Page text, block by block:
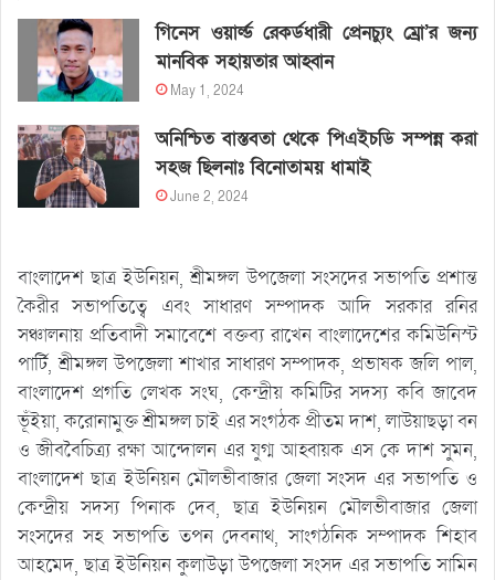
গিনেস ওয়ার্ল্ড রেকর্ডধারী প্রেনচ্যুং ম্রো’র জন্য
মানবিক সহায়তার আহ্বান
May 1, 2024
অনিশ্চিত বাস্তবতা থেকে পিএইচডি সম্পন্ন করা
সহজ ছিলনাঃ বিনোতাময় ধামাই
June 2, 2024
বাংলাদেশ ছাত্র ইউনিয়ন, শ্রীমঙ্গল উপজেলা সংসদের সভাপতি প্রশান্ত
কৈরীর সভাপতিত্বে এবং সাধারণ সম্পাদক আদি সরকার রনির
সঞ্চালনায় প্রতিবাদী সমাবেশে বক্তব্য রাখেন বাংলাদেশের কমিউনিস্ট
পার্টি, শ্রীমঙ্গল উপজেলা শাখার সাধারণ সম্পাদক, প্রভাষক জলি পাল,
বাংলাদেশ প্রগতি লেখক সংঘ, কেন্দ্রীয় কমিটির সদস্য কবি জাবেদ
ভূঁইয়া, করোনামুক্ত শ্রীমঙ্গল চাই এর সংগঠক প্রীতম দাশ, লাউয়াছড়া বন
ও জীববৈচিত্র্য রক্ষা আন্দোলন এর যুগ্ম আহ্বায়ক এস কে দাশ সুমন,
বাংলাদেশ ছাত্র ইউনিয়ন মৌলভীবাজার জেলা সংসদ এর সভাপতি ও
কেন্দ্রীয় সদস্য পিনাক দেব, ছাত্র ইউনিয়ন মৌলভীবাজার জেলা
সংসদের সহ সভাপতি তপন দেবনাথ, সাংগঠনিক সম্পাদক শিহাব
আহমেদ, ছাত্র ইউনিয়ন কুলাউড়া উপজেলা সংসদ এর সভাপতি সামিন